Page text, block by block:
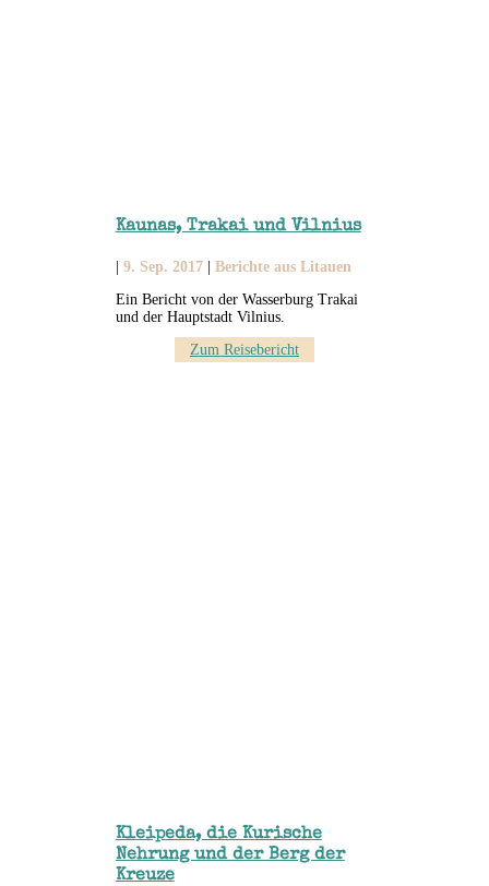
Kaunas, Trakai und Vilnius
9. Sep. 2017
Berichte aus Litauen
Ein Bericht von der Wasserburg Trakai
und der Hauptstadt Vilnius.
Zum Reisebericht
Kleipeda, die Kurische
Nehrung und der Berg der
Kreuze